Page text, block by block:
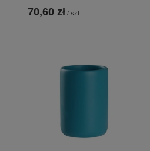
70,60 zł / szt.